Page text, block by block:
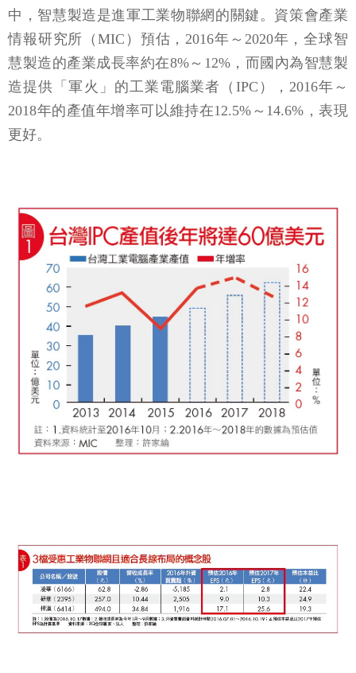
中，智慧製造是進軍工業物聯網的關鍵。資策會產業
情報研究所（MIC）預估，2016年～2020年，全球智
慧製造的產業成長率約在8%～12%，而國內為智慧製
造提供「軍火」的工業電腦業者（IPC），2016年～
2018年的產值年增率可以維持在12.5%～14.6%，表現
更好。